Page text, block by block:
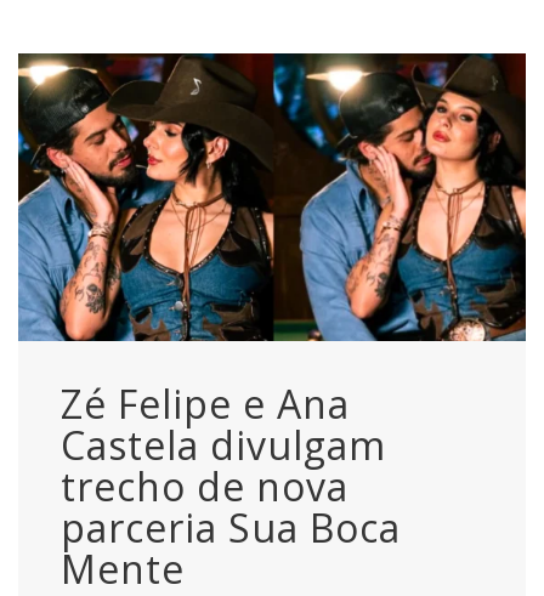
Zé Felipe e Ana
Castela divulgam
trecho de nova
parceria Sua Boca
Mente